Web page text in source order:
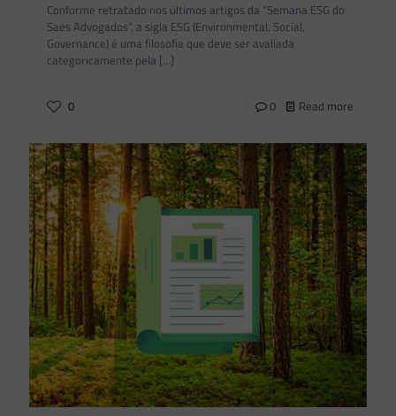
Conforme retratado nos últimos artigos da “Semana ESG do
Saes Advogados”, a sigla ESG (Environmental, Social,
Governance) é uma filosofia que deve ser avaliada
categoricamente pela […]
0 0 Read more